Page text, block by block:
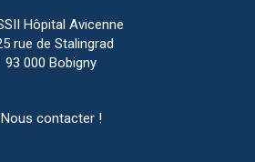
Hôpital Avicenne
rue de Stalingrad
93 000 Bobigny
Nous contacter !